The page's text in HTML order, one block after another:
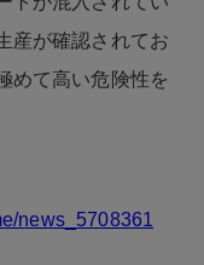
産が確認されてお
めて高い危険性を
news_5708361